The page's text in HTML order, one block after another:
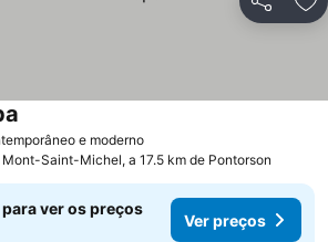
Partilhar
e moderno
Mont-Saint-Michel, a 17.5 km de Pontorson
ver os preços
Ver preços